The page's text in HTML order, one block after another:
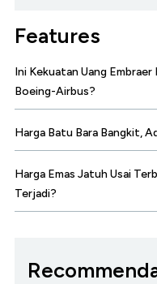
Features
Ini Kekuatan Uang
Boeing-Airbus?
Harga Batu Bara Bangkit,
Harga Emas Jatuh Usai
Terjadi?